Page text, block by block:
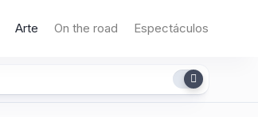
Arte On the road Espectáculos